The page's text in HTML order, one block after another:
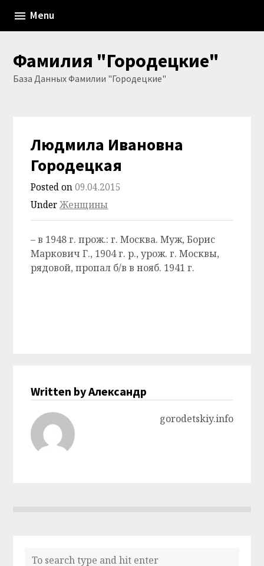
content
Menu
Фамилия "Городецкие"
База Данных Фамилии "Городецкие"
Людмила Ивановна
Городецкая
Posted on09.04.2015
UnderЖенщины
– в 1948 г. прож.: г. Москва. Муж, Борис
Маркович Г., 1904 г. р., урож. г. Москвы,
рядовой, пропал б/в в нояб. 1941 г.
Written by Александр
gorodetskiy.info